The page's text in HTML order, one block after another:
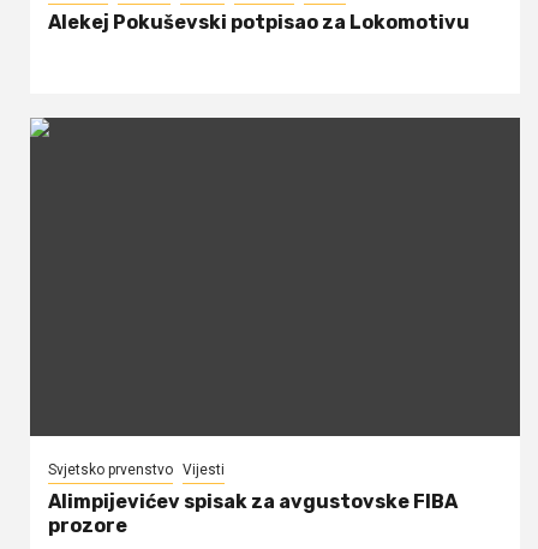
Alekej Pokuševski potpisao za Lokomotivu
Svjetsko prvenstvo Vijesti
Alimpijevićev spisak za avgustovske FIBA
prozore